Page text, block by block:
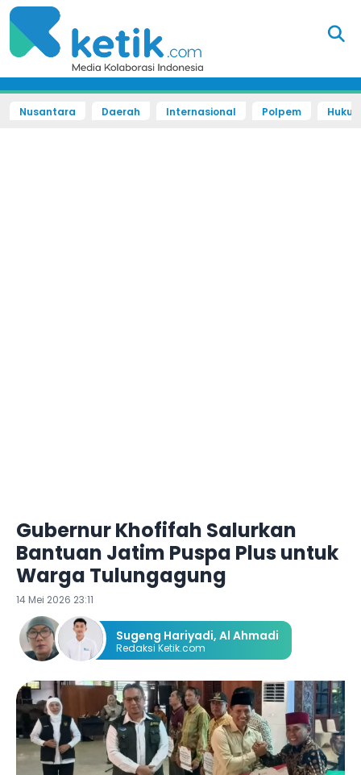
Nusantara Daerah Internasional Polpem
Gubernur Khofifah Salurkan
Bantuan Jatim Puspa Plus untuk
Warga Tulungagung
14 Mei 2026 23:11
Sugeng Hariyadi, Al Ahmadi
Redaksi Ketik.com